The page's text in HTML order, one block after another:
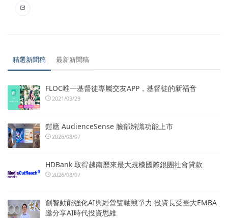
精選新聞稿 最新新聞稿
FLOC唯一基督徒專屬交友APP，基督徒的新福音
2021/03/29
鎧應 AudienceSense 臉部辨識功能上市
2026/08/07
HDBank 取得越南歷來最大規模國際銀團社會貸款
2026/08/07
創智動能強化AI與經營雙軸競爭力 投資長受臺大EMBA
邀分享AI時代投資思維